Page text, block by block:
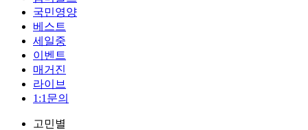
국민영양
베스트
세일중
이벤트
매거진
라이브
1:1문의
고민별